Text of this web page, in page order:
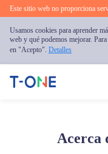
Este sitio web no proporciona
Usamos cookies para aprender
web y qué podemos mejorar.
en "Acepto". Detalles
Acerca